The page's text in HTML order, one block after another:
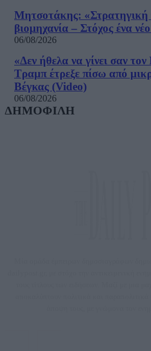
Μητσοτάκης: «Στρατηγική
βιομηχανία – Στόχος ένα
06/08/2026
«Δεν ήθελα να γίνει σαν
Τραμπ έτρεξε πίσω από
Βέγκας (Video)
06/08/2026
ΔΗΜΟΦΙΛΗ